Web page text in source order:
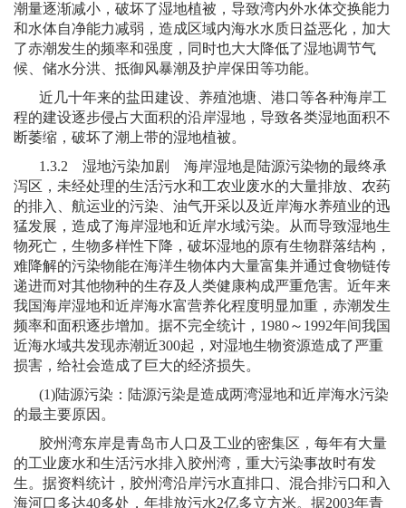
潮量逐渐减小，破坏了湿地植被，导致湾内外水体交换能力
和水体自净能力减弱，造成区域内海水水质日益恶化，加大
了赤潮发生的频率和强度，同时也大大降低了湿地调节气
候、储水分洪、抵御风暴潮及护岸保田等功能。
近几十年来的盐田建设、养殖池塘、港口等各种海岸工
程的建设逐步侵占大面积的沿岸湿地，导致各类湿地面积不
断萎缩，破坏了潮上带的湿地植被。
1.3.2
湿地污染加剧 海岸湿地是陆源污染物的最终承
泻区，未经处理的生活污水和工农业废水的大量排放、农药
的排入、航运业的污染、油气开采以及近岸海水养殖业的迅
猛发展，造成了海岸湿地和近岸水域污染。从而导致湿地生
物死亡，生物多样性下降，破坏湿地的原有生物群落结构，
难降解的污染物能在海洋生物体内大量富集并通过食物链传
递进而对其他物种的生存及人类健康构成严重危害。近年来
我国海岸湿地和近岸海水富营养化程度明显加重，赤潮发生
频率和面积逐步增加。据不完全统计， 1980～ 1992年间我国
近海水域共发现赤潮近300起，对湿地生物资源造成了严重
损害，给社会造成了巨大的经济损失。
(1)陆源污染：陆源污染是造成两湾湿地和近岸海水污染
的最主要原因。
胶州湾东岸是青岛市人口及工业的密集区，每年有大量
的工业废水和生活污水排入胶州湾，重大污染事故时有发
生。据资料统计，胶州湾沿岸污水直排口、混合排污口和入
海河口多达40多处，年排放污水2亿多立方米。据2003年青